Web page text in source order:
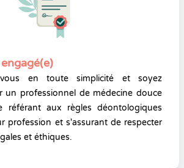
vous en toute simplicité et soyez
un professionnel de médecine douce
référant aux règles déontologiques
profession et s'assurant de respecter
et éthiques.